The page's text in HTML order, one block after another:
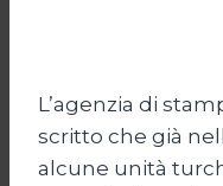
L’agenzia di
scritto che già
alcune unità